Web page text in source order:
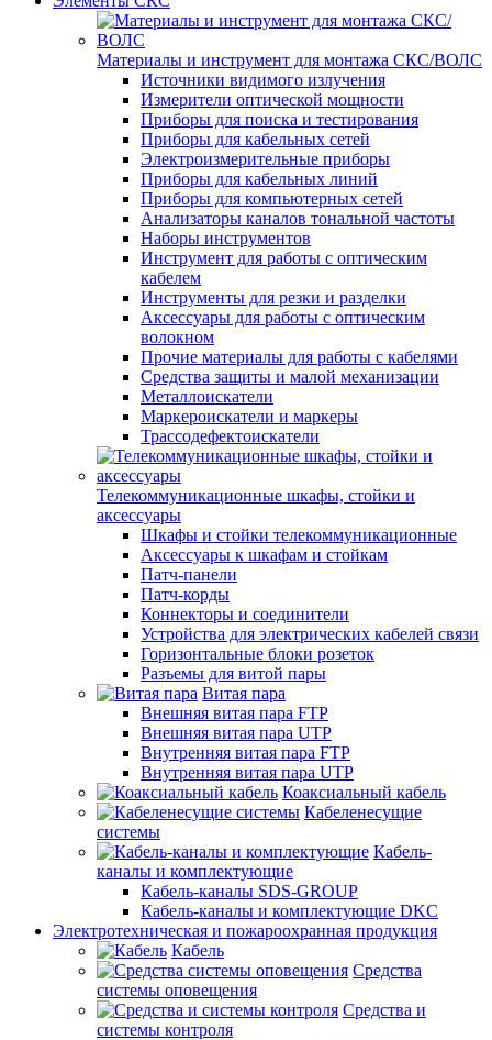
Материалы и инструмент для монтажа СКС/ВОЛС
Источники видимого излучения
Измерители оптической мощности
Приборы для поиска и тестирования
Приборы для кабельных сетей
Электроизмерительные приборы
Приборы для кабельных линий
Приборы для компьютерных сетей
Анализаторы каналов тональной частоты
Наборы инструментов
Инструмент для работы с оптическим
кабелем
Инструменты для резки и разделки
Аксессуары для работы с оптическим
волокном
Прочие материалы для работы с кабелями
Средства защиты и малой механизации
Металлоискатели
Маркероискатели и маркеры
Трассодефектоискатели
Телекоммуникационные шкафы, стойки и
аксессуары
Шкафы и стойки телекоммуникационные
Аксессуары к шкафам и стойкам
Патч-панели
Патч-корды
Коннекторы и соединители
Устройства для электрических кабелей связи
Горизонтальные блоки розеток
Разъемы для витой пары
Витая пара
Внешняя витая пара FTP
Внешняя витая пара UTP
Внутренняя витая пара FTP
Внутренняя витая пара UTP
Коаксиальный кабель
Кабеленесущие
системы
Кабель-
каналы и комплектующие
Кабель-каналы SDS-GROUP
Кабель-каналы и комплектующие DKC
Электротехническая и пожароохранная продукция
Кабель
Средства
системы оповещения
Средства и
системы контроля